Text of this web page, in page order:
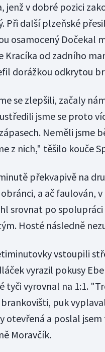
jenž v dobré pozici
Při další plzeňské
osamocený Dočekal
Kracíka od zadního
dorážkou odkrytou
se zlepšili, začaly
jsme se proto
Neměli jsme
z nich," těšilo kouče
překvapivě na
a ač faulován,
srovnat po spolupráci
Hosté následně
vstoupili
vyrazil pokusy
tyči vyrovnal na 1:1.
puk
otevřená a poslal
Moravčík.